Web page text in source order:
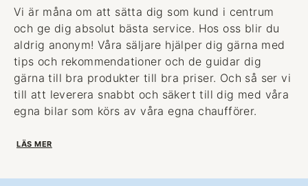
Vi är måna om att sätta dig som kund i centrum
och ge dig absolut bästa service. Hos oss blir du
aldrig anonym! Våra säljare hjälper dig gärna med
tips och rekommendationer och de guidar dig
gärna till bra produkter till bra priser. Och så ser vi
till att leverera snabbt och säkert till dig med våra
egna bilar som körs av våra egna chaufförer.
LÄS MER